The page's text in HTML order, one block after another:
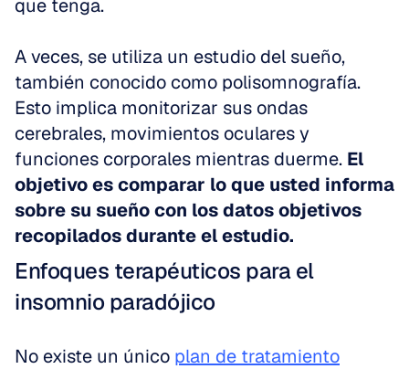
que tenga.
A veces, se utiliza un estudio del sueño,
también conocido como polisomnografía.
Esto implica monitorizar sus ondas
cerebrales, movimientos oculares y
funciones corporales mientras duerme. El
objetivo es comparar lo que usted informa
sobre su sueño con los datos objetivos
recopilados durante el estudio.
Enfoques terapéuticos para el
insomnio paradójico
No existe un único plan de tratamiento